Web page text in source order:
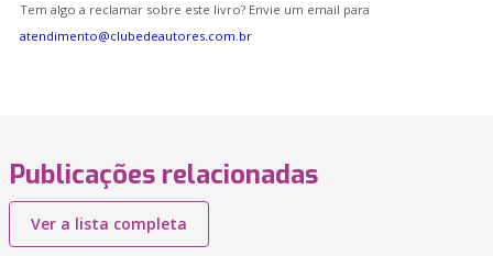
Tem algo a reclamar sobre este livro? Envie um email para
atendimento@clubedeautores.com.br
Publicações relacionadas
Ver a lista completa